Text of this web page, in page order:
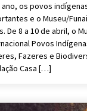
ano, os povos
e o Museu/
De 8 a 10 de abril, o
Povos
Fazeres e
Casa […]